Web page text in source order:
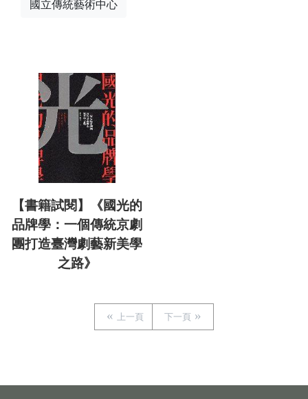
國立傳統藝術中心
【書籍試閱】《國光的
品牌學：一個傳統京劇
團打造臺灣劇藝新美學
之路》
上一頁 下一頁